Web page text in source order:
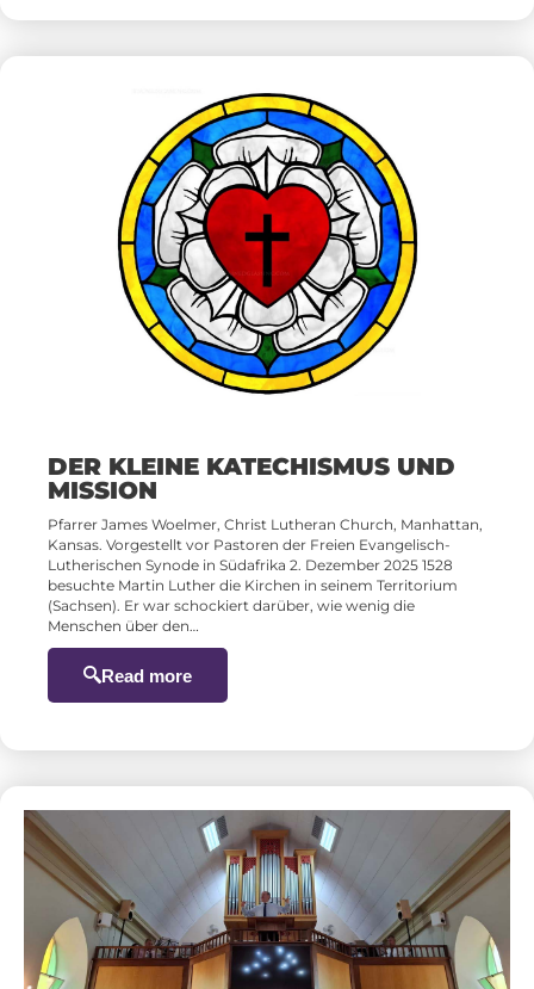
DER KLEINE KATECHISMUS UND
MISSION
Pfarrer James Woelmer, Christ Lutheran Church, Manhattan,
Kansas. Vorgestellt vor Pastoren der Freien Evangelisch-
Lutherischen Synode in Südafrika 2. Dezember 2025 1528
besuchte Martin Luther die Kirchen in seinem Territorium
(Sachsen). Er war schockiert darüber, wie wenig die
Menschen über den…
Read more